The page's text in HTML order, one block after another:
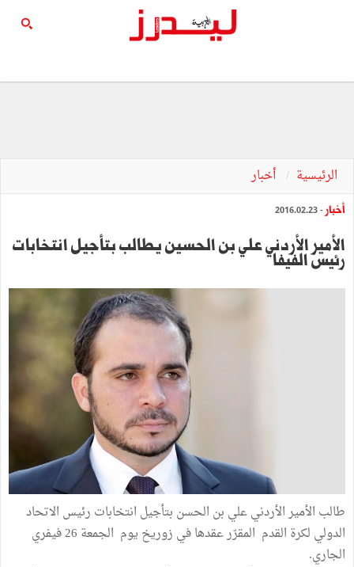
الرئيسية أخبار
أخبار - 2016.02.23
الأمير الأردني علي بن الحسين يطالب بتأجيل انتخابات
رئيس الفيفا
طالب الأمير الأردني علي بن الحسن بتأجيل انتخابات رئيس الاتحاد
الدولي لكرة القدم المقرّر عقدها في زوريخ يوم الجمعة 26 فيفري
الجاري.